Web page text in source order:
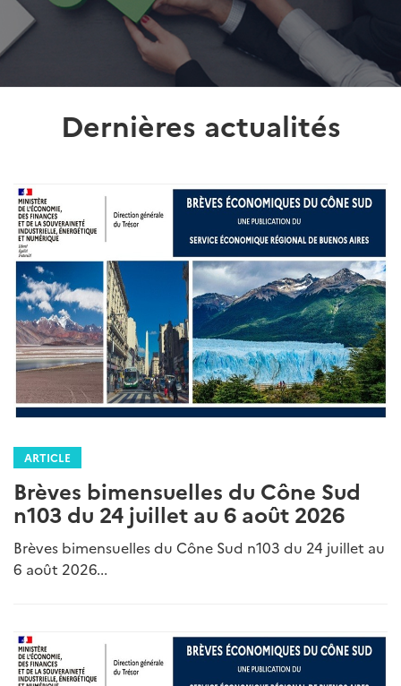
Dernières actualités
ARTICLE
Brèves bimensuelles du Cône Sud
n103 du 24 juillet au 6 août 2026
Brèves bimensuelles du Cône Sud n103 du 24 juillet au
6 août 2026...